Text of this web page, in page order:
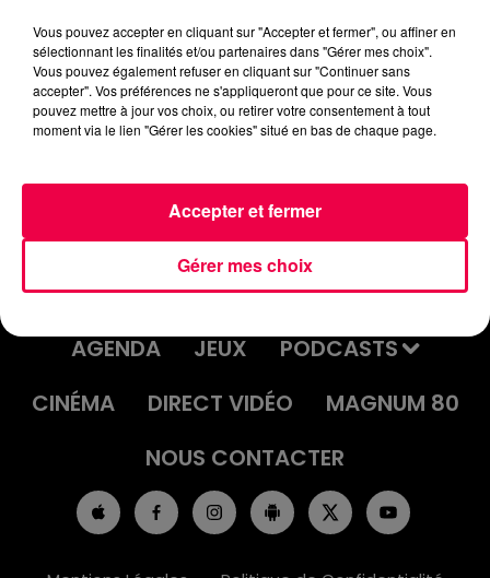
GRAND TEST DU 23/09/2025 AVEC
PAULINE DE COLOMBEY LES BELLES
ACCUEIL INFOS
EMISSIONS
AGENDA
JEUX
PODCASTS
CINÉMA
DIRECT VIDÉO
MAGNUM 80
NOUS CONTACTER
Vous pouvez accepter en cliquant sur "Accepter et fermer", ou affiner en
sélectionnant les finalités et/ou partenaires dans "Gérer mes choix".
Vous pouvez également refuser en cliquant sur "Continuer sans
accepter". Vos préférences ne s'appliqueront que pour ce site. Vous
pouvez mettre à jour vos choix, ou retirer votre consentement à tout
moment via le lien "Gérer les cookies" situé en bas de chaque page.
Gérer mes choix
Accepter et fermer